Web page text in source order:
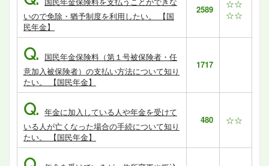
いので免除・猶予制度を利用したい。 【国
民年金】
2589
☆☆
☆☆
Q. 国民年金保険料（第１号被保険者・任
意加入被保険者）の支払い方法について知り
たい。 【国民年金】
1717
Q. 年金に加入している人や年金を受けて
いる人が亡くなった場合の手続について知り
たい。 【国民年金】
480 ☆☆